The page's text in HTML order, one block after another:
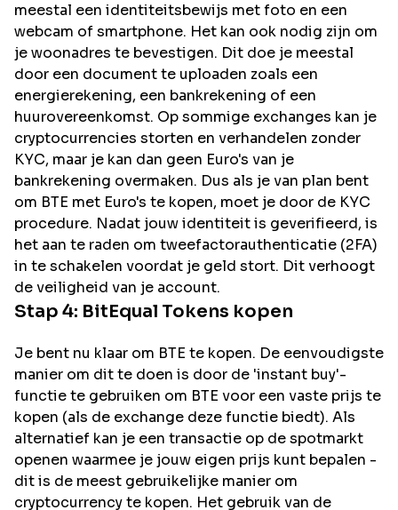
meestal een identiteitsbewijs met foto en een
webcam of smartphone. Het kan ook nodig zijn om
je woonadres te bevestigen. Dit doe je meestal
door een document te uploaden zoals een
energierekening, een bankrekening of een
huurovereenkomst. Op sommige exchanges kan je
cryptocurrencies storten en verhandelen zonder
KYC, maar je kan dan geen Euro's van je
bankrekening overmaken. Dus als je van plan bent
om BTE met Euro's te kopen, moet je door de KYC
procedure. Nadat jouw identiteit is geverifieerd, is
het aan te raden om tweefactorauthenticatie (2FA)
in te schakelen voordat je geld stort. Dit verhoogt
de veiligheid van je account.
Stap 4: BitEqual Tokens kopen
Je bent nu klaar om BTE te kopen. De eenvoudigste
manier om dit te doen is door de 'instant buy'-
functie te gebruiken om BTE voor een vaste prijs te
kopen (als de exchange deze functie biedt). Als
alternatief kan je een transactie op de spotmarkt
openen waarmee je jouw eigen prijs kunt bepalen -
dit is de meest gebruikelijke manier om
cryptocurrency te kopen. Het gebruik van de